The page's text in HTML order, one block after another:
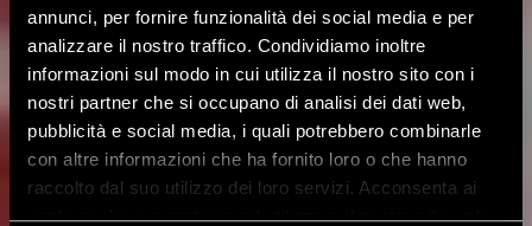
annunci, per fornire funzionalità dei social media e per
analizzare il nostro traffico. Condividiamo inoltre
informazioni sul modo in cui utilizza il nostro sito con i
nostri partner che si occupano di analisi dei dati web,
pubblicità e social media, i quali potrebbero combinarle
con altre informazioni che ha fornito loro o che hanno
raccolto dal suo utilizzo dei loro servizi. Acconsenta ai
nostri cookie se continua ad utilizzare il nostro sito web.